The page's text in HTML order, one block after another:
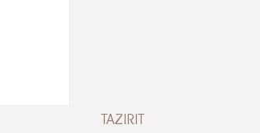
TAZIRIT